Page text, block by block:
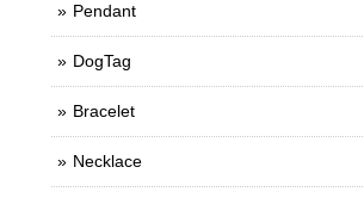
Pendant
DogTag
Bracelet
Necklace